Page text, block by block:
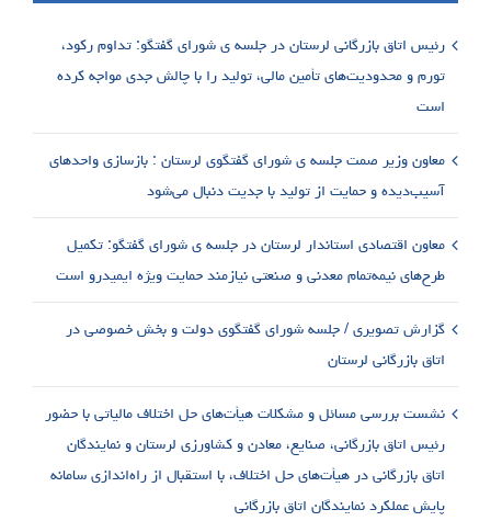
رئیس اتاق بازرگانی لرستان در جلسه ی شورای گفتگو: تداوم رکود،
تورم و محدودیت‌های تأمین مالی، تولید را با چالش جدی مواجه کرده
است
معاون وزیر صمت جلسه ی شورای گفتگوی لرستان : بازسازی واحدهای
آسیب‌دیده و حمایت از تولید با جدیت دنبال می‌شود
معاون اقتصادی استاندار لرستان در جلسه ی شورای گفتگو: تکمیل
طرح‌های نیمه‌تمام معدنی و صنعتی نیازمند حمایت ویژه ایمیدرو است
گزارش تصویری / جلسه شورای گفتگوی دولت و بخش خصوصی در
اتاق بازرگانی لرستان
نشست بررسی مسائل و مشکلات هیأت‌های حل اختلاف مالیاتی با حضور
رئیس اتاق بازرگانی، صنایع، معادن و کشاورزی لرستان و نمایندگان
اتاق بازرگانی در هیأت‌های حل اختلاف، با استقبال از راه‌اندازی سامانه
پایش عملکرد نمایندگان اتاق بازرگانی